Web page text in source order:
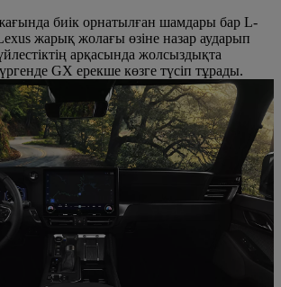
биік орнатылған шамдары бар L-
жарық жолағы өзіне назар аударып
арқасында жолсыздықта
GX ерекше көзге түсіп тұрады.